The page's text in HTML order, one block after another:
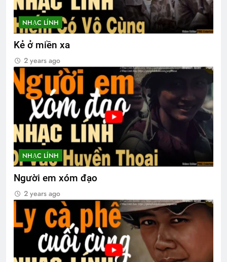
NHẠC LÍNH
Kẻ ở miền xa
2 years ago
NHẠC LÍNH
Người em xóm đạo
2 years ago